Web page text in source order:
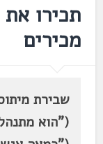
תכירו
מכירים
שבירת
("הוא